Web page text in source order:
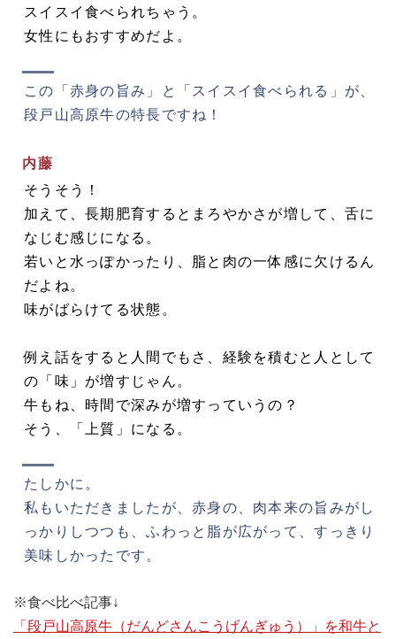
スイスイ食べられちゃう。
女性にもおすすめだよ。
この「赤身の旨み」と「スイスイ食べられる」が、
段戸山高原牛の特長ですね！
内藤
そうそう！
加えて、長期肥育するとまろやかさが増して、舌に
なじむ感じになる。
若いと水っぽかったり、脂と肉の一体感に欠けるん
だよね。
味がばらけてる状態。
例え話をすると人間でもさ、経験を積むと人として
の「味」が増すじゃん。
牛もね、時間で深みが増すっていうの？
そう、「上質」になる。
たしかに。
私もいただきましたが、赤身の、肉本来の旨みがし
っかりしつつも、ふわっと脂が広がって、すっきり
美味しかったです。
※食べ比べ記事↓
「段戸山高原牛（だんどさんこうげんぎゅう）」を和牛と